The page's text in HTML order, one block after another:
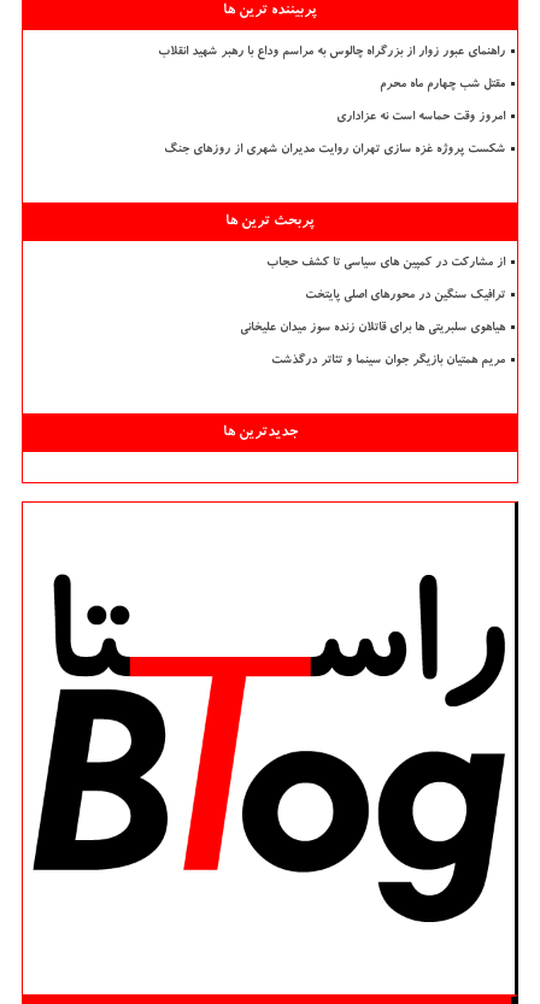
پربیننده ترین ها
راهنمای عبور زوار از بزرگراه چالوس به مراسم وداع با رهبر شهید انقلاب
مقتل شب چهارم ماه محرم
امروز وقت حماسه است نه عزاداری
شکست پروژه غزه سازی تهران روایت مدیران شهری از روزهای جنگ
پربحث ترین ها
از مشارکت در کمپین های سیاسی تا کشف حجاب
ترافیک سنگین در محورهای اصلی پایتخت
هیاهوی سلبریتی ها برای قاتلان زنده سوز میدان علیخانی
مریم همتیان بازیگر جوان سینما و تئاتر درگذشت
جدیدترین ها